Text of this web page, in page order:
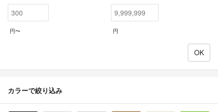
円〜 円
カラーで絞り込み